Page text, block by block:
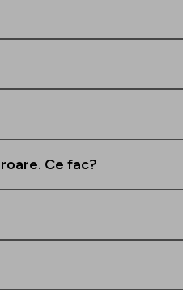
Ce fac?